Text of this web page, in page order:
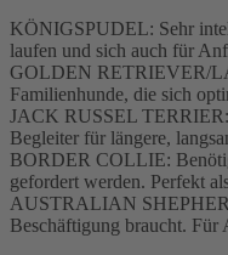
KÖNIGSPUDEL: Sehr
laufen und sich auch für
GOLDEN RETRIEVER/
Familienhunde, die sich
JACK RUSSEL TERRIER:
Begleiter für längere,
BORDER COLLIE:
gefordert werden. Perfekt
AUSTRALIAN
Beschäftigung braucht. Für